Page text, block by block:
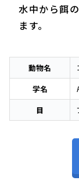
水中から餌
ます。
動物名
学名
目